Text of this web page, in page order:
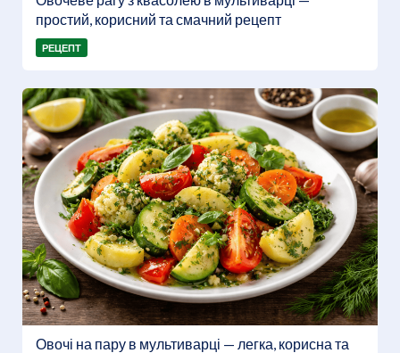
простий, корисний та смачний рецепт
РЕЦЕПТ
Овочі на пару в мультиварці — легка, корисна та